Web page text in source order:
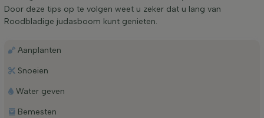
Door deze tips op te volgen weet u zeker dat u lang van
Roodbladige judasboom kunt genieten.
Aanplanten
Snoeien
Water geven
Bemesten